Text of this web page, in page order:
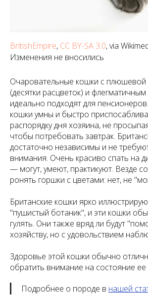
BritishEmpire, CC BY-SA 3.0, via
Изменения не вносились
Очаровательные кошки с
(десятки расцветок) и
идеально подходят для
кошки умны и быстро
распорядку дня хозяина, не
чтобы потребовать завтрак.
достаточно независимы и не
внимания. Очень красиво спать на
— могут, умеют, практикуют. Везде
ронять горшки с цветами: нет, не
Британские кошки ярко
"пушистый ботаник", и эти кошки
гулять. Они также вряд ли будут
хозяйству, но с удовольствием
Здоровье этой кошки обычно
обратить внимание на состояние ее
Подробнее о породе в нашей